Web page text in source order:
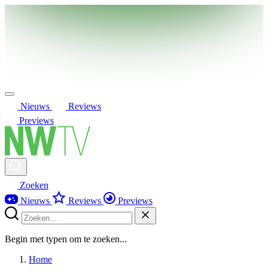
Nieuws
Reviews
Previews
Zoeken
Nieuws
Reviews Previews
Begin met typen om te zoeken...
Home